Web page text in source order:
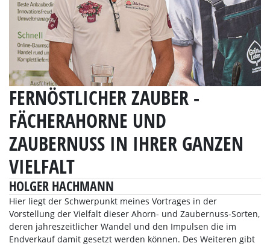
FERNÖSTLICHER ZAUBER -
FÄCHERAHORNE UND
ZAUBERNUSS IN IHRER GANZEN
VIELFALT
HOLGER HACHMANN
Hier liegt der Schwerpunkt meines Vortrages in der
Vorstellung der Vielfalt dieser Ahorn- und Zaubernuss-Sorten,
deren jahreszeitlicher Wandel und den Impulsen die im
Endverkauf damit gesetzt werden können. Des Weiteren gibt